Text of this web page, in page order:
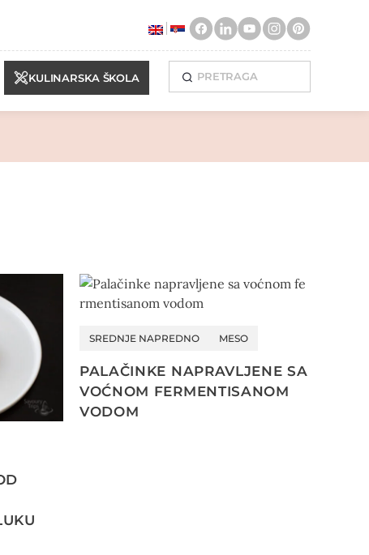
KULINARSKA ŠKOLA
SREDNJE NAPREDNO MESO
PALAČINKE NAPRAVLJENE SA
VOĆNOM FERMENTISANOM
VODOM